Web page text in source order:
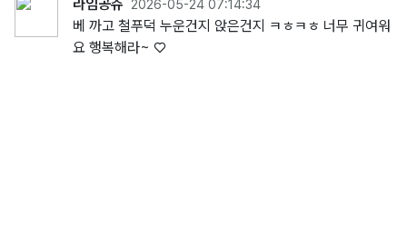
라임공쥬 2026-05-24 07:14:34
베 까고 철푸덕 누운건지 앉은건지 ㅋㅎㅋㅎ 너무 귀여워
요 행복해라~ ♡